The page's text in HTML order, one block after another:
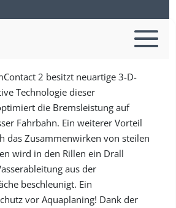
2
2 besitzt neuartige 3-D-
Technologie dieser
die Bremsleistung auf
Fahrbahn. Ein weiterer Vorteil
das Zusammenwirken von steilen
wird in den Rillen ein Drall
aus der
beschleunigt. Ein
vor Aquaplaning! Dank der